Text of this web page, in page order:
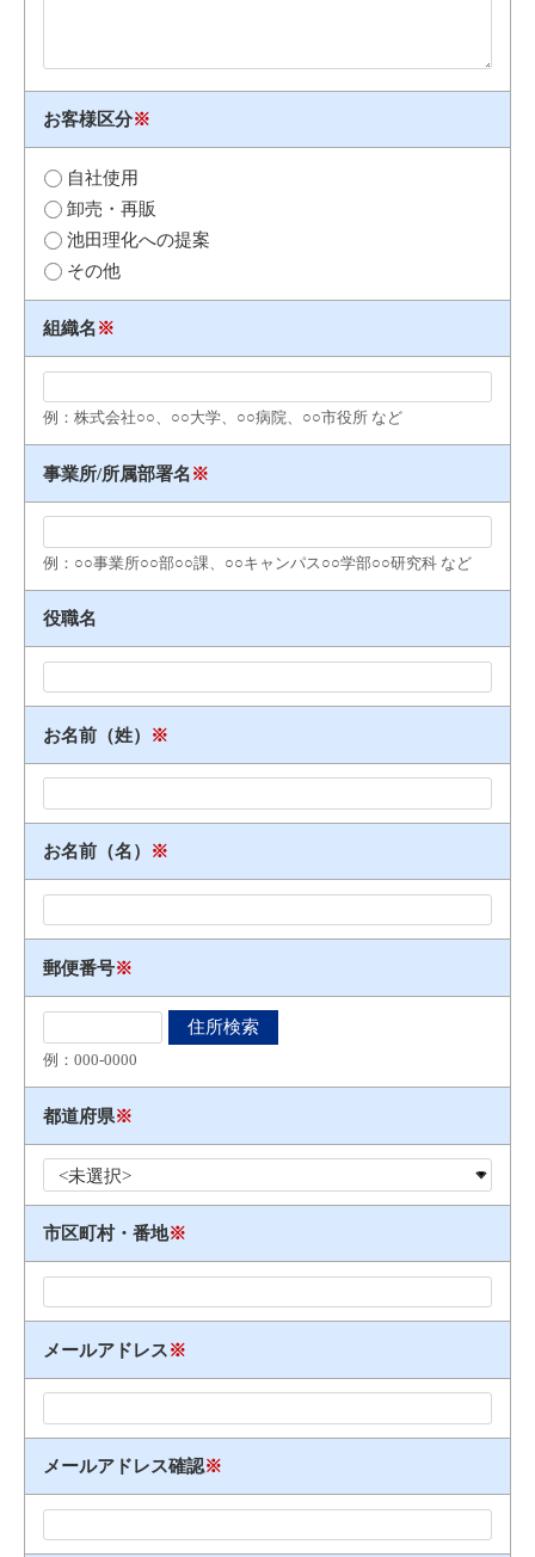
お客様区分※
自社使用
卸売・再販
池田理化への提案
その他
組織名※
例：株式会社○○、○○大学、○○病院、○○市役所 など
事業所/所属部署名※
例：○○事業所○○部○○課、○○キャンパス○○学部○○研究科 など
役職名
お名前（姓） ※
お名前（名） ※
郵便番号※
例：000​-​0000
都道府県※
市区町村・番地※
メールアドレス※
メールアドレス確認※